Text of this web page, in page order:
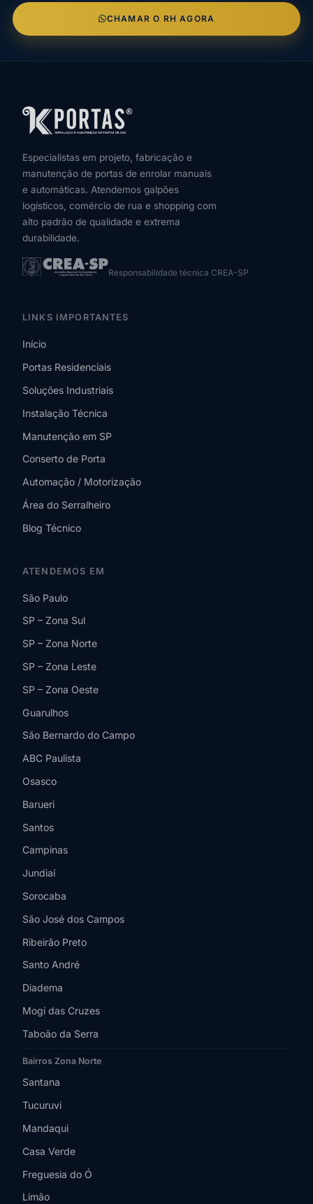
CHAMAR O RH AGORA
Especialistas em projeto, fabricação e
manutenção de portas de enrolar manuais
e automáticas. Atendemos galpões
logísticos, comércio de rua e shopping com
alto padrão de qualidade e extrema
durabilidade.
Responsabilidade técnica CREA-SP
LINKS IMPORTANTES
Início
Portas Residenciais
Soluções Industriais
Instalação Técnica
Manutenção em SP
Conserto de Porta
Automação / Motorização
Área do Serralheiro
Blog Técnico
ATENDEMOS EM
São Paulo
SP – Zona Sul
SP – Zona Norte
SP – Zona Leste
SP – Zona Oeste
Guarulhos
São Bernardo do Campo
ABC Paulista
Osasco
Barueri
Santos
Campinas
Jundiaí
Sorocaba
São José dos Campos
Ribeirão Preto
Santo André
Diadema
Mogi das Cruzes
Taboão da Serra
Bairros Zona Norte
Santana
Tucuruvi
Mandaqui
Casa Verde
Freguesia do Ó
Limão